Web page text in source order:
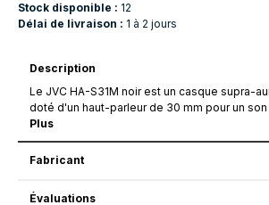
Stock disponible : 12
Délai de livraison : 1 à 2 jours
Description
Le JVC HA-S31M noir est un casque supra-
doté d'un haut-parleur de 30 mm pour un
Plus
Fabricant
Évaluations